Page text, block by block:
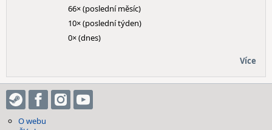
66× (poslední měsíc)
10× (poslední týden)
0× (dnes)
Více
O webu